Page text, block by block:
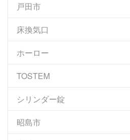
戸田市
床換気口
ホーロー
TOSTEM
シリンダー錠
昭島市